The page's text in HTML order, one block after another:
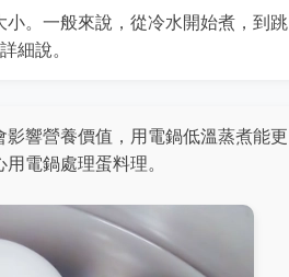
。一般來說，從冷水開始煮，到跳
細說。
響營養價值，用電鍋低溫蒸煮能更
電鍋處理蛋料理。